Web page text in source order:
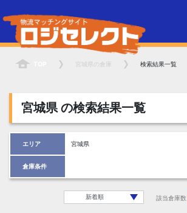
宮城県 の倉庫 検索結果一覧
宮城県の検索結果一覧
エリア 宮城県
倉庫条件
該当倉庫数